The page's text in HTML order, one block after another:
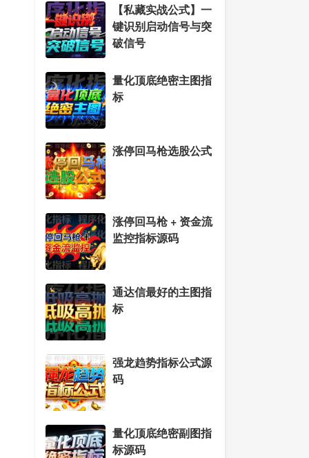
【私藏实战公式】一
键识别启动信号与突
破信号
量化顶底绝密主图指
标
涨停回马枪选股公式
涨停回马枪 + 资金流
监控指标源码
通达信最好的主图指
标
强龙趋势指标公式源
码
量化顶底绝密副图指
标源码